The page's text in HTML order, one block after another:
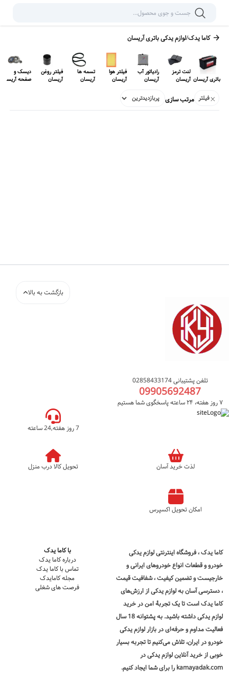
کاما یدک/لوازم یدکیباتری آریسان
باتری آریسان
لنت ترمز
آریسان
رادیاتور آب
آریسان
فیلتر هوا
آریسان
تسمه ها
آریسان
فیلتر روغن
آریسان
دیسک و
صفحه آریسان
فیلتر مرتب سازی
تلفن پشتیبانی 02858433174
09905692487
۷ روز هفته، ۲۴ ساعته پاسخگوی شما هستیم
بازگشت به بالا
7 روز هفته,24 ساعته
لذت خرید آسان تحویل کالا درب منزل
امکان تحویل اکسپرس
کاما یدک، فروشگاه اینترنتی لوازم یدکی
خودرو و قطعات انواع خودروهای ایرانی و
خارجیست و تضمین کیفیت ، شفافیت قیمت
، دسترسی آسان به لوازم یدکی از ارزش‌های
کاما یدک است تا یک تجربۀ امن درخرید
لوازم یدکی
داشته باشید. به پشتوانه 18 سال
فعالیت مداوم و حرفه‌ای در بازار لوازم یدکی
خودرو در ایران، تلاش می‌کنیم تا تجربه بسیار
خوبی از خرید آنلاین لوازم یدکی در
kamayadak.com را برای شما ایجاد کنیم.
با کاما یدک
درباره کاما یدک
تماس با کاما یدک
مجله کامایدک
فرصت های شغلی